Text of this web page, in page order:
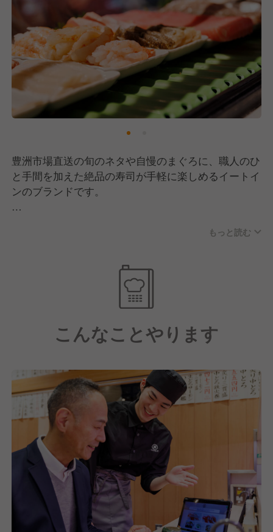
豊洲市場直送の旬のネタや自慢のまぐろに、職人のひ
と手間を加えた絶品の寿司が手軽に楽しめるイートイ
ンのブランドです。
職人が握る本格的な「赤シャリ」の寿司をリーズナブ
き」などがございます。
もっと読む
こんなことやります